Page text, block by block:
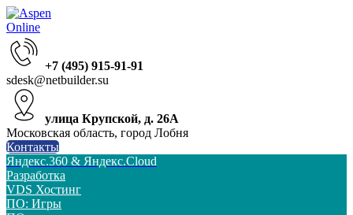
+7 (495) 915-91-91
sdesk@netbuilder.su
улица Крупской, д. 26А
Московская область, город Лобня
Контакты
Яндекс.360 & Яндекс.Cloud
Разработка
VDS Хостинг
ПО: Игры